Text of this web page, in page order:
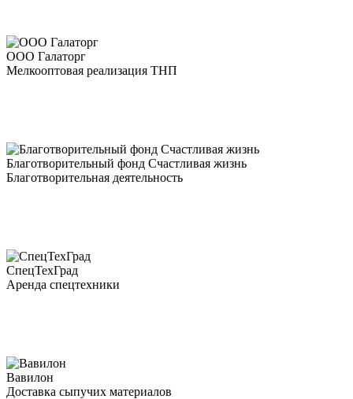
ООО Галаторг
Мелкооптовая реализация ТНП
Благотворительный фонд Счастливая жизнь
Благотворительная деятельность
СпецТехГрад
Аренда спецтехники
Вавилон
Доставка сыпучих материалов